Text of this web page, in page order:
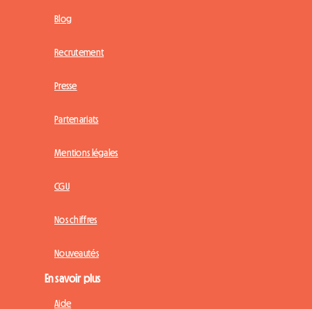
Blog
Recrutement
Presse
Partenariats
Mentions légales
CGU
Nos chiffres
Nouveautés
En savoir plus
Aide